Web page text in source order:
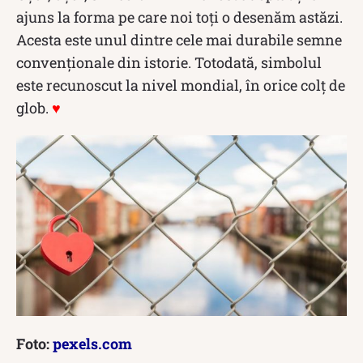
ajuns la forma pe care noi toți o desenăm astăzi.
Acesta este unul dintre cele mai durabile semne
convenționale din istorie. Totodată, simbolul
este recunoscut la nivel mondial, în orice colț de
glob. ♥
Foto:pexels.com